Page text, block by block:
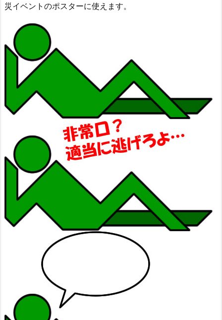
災イベントのポスターに使えます。